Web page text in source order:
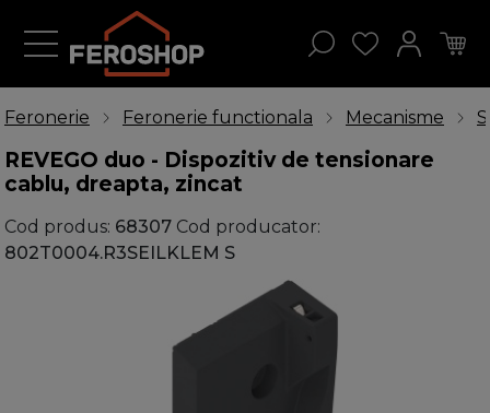
Feronerie Feronerie functionala Mecanisme
REVEGO duo - Dispozitiv de tensionare
cablu, dreapta, zincat
Cod produs: 68307 Cod producator:
802T0004.R3SEILKLEM S